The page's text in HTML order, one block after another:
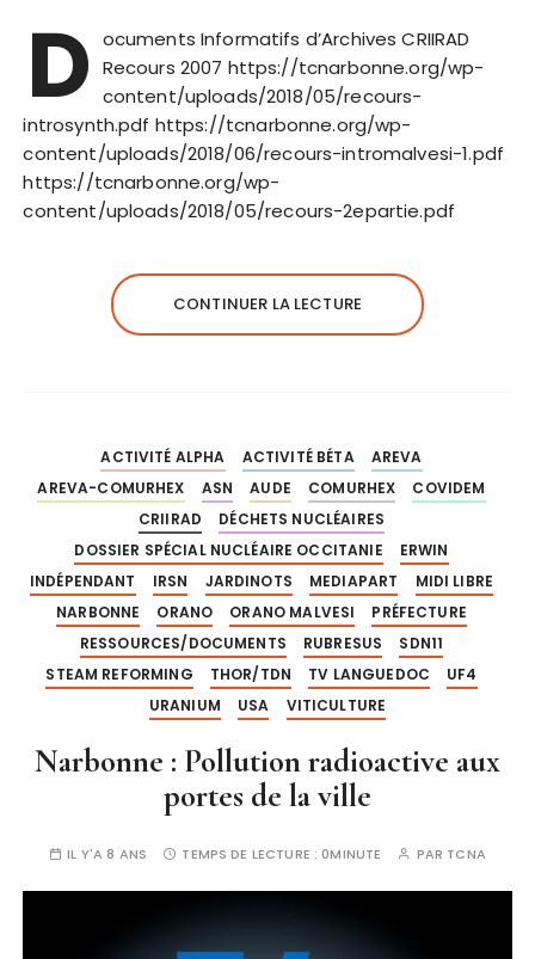
D ocuments Informatifs d’Archives CRIIRAD
Recours 2007 https://tcnarbonne.org/wp-
content/uploads/2018/05/recours-
introsynth.pdf https://tcnarbonne.org/wp-
content/uploads/2018/06/recours-intromalvesi-1.pdf
https://tcnarbonne.org/wp-
content/uploads/2018/05/recours-2epartie.pdf
CONTINUER LA LECTURE
ACTIVITÉ ALPHA ACTIVITÉ BÉTA
AREVA
AREVA-COMURHEX
ASN AUDE COMURHEX
COVIDEM
CRIIRAD
DÉCHETS NUCLÉAIRES
DOSSIER SPÉCIAL NUCLÉAIRE OCCITANIE
ERWIN
INDÉPENDANT
IRSN JARDINOTS MEDIAPART
MIDI LIBRE
NARBONNE
ORANO ORANO MALVESI
PRÉFECTURE
RESSOURCES/DOCUMENTS
RUBRESUS
SDN11
STEAM REFORMING
THOR/TDN TV LANGUEDOC
UF4
URANIUM
USA VITICULTURE
Narbonne : Pollution radioactive aux
portes de la ville
IL Y'A 8 ANS TEMPS DE LECTURE : 0MINUTE PAR TCNA